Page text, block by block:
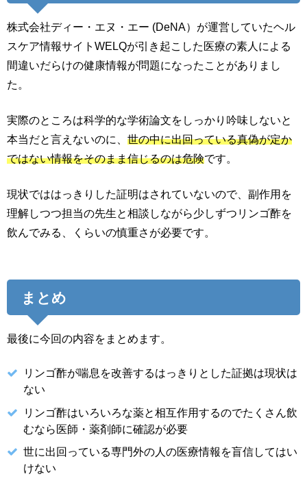
株式会社ディー・エヌ・エー (DeNA）が運営していたヘル
スケア情報サイトWELQが引き起こした医療の素人による
間違いだらけの健康情報が問題になったことがありまし
た。
実際のところは科学的な学術論文をしっかり吟味しないと
本当だと言えないのに、 世の中に出回っている真偽が定か
ではない情報をそのまま信じるのは危険です。
現状でははっきりした証明はされていないので、副作用を
理解しつつ担当の先生と相談しながら少しずつリンゴ酢を
飲んでみる、くらいの慎重さが必要です。
まとめ
最後に今回の内容をまとめます。
リンゴ酢が喘息を改善するはっきりとした証拠は現状は
ない
リンゴ酢はいろいろな薬と相互作用するのでたくさん飲
むなら医師・薬剤師に確認が必要
世に出回っている専門外の人の医療情報を盲信してはい
けない